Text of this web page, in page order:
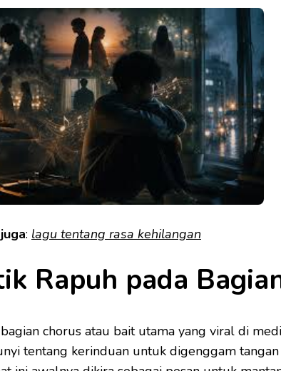
: lagu tentang rasa kehilangan
Rapuh pada
chorus atau bait utama yang viral di
tentang kerinduan untuk digenggam tangan